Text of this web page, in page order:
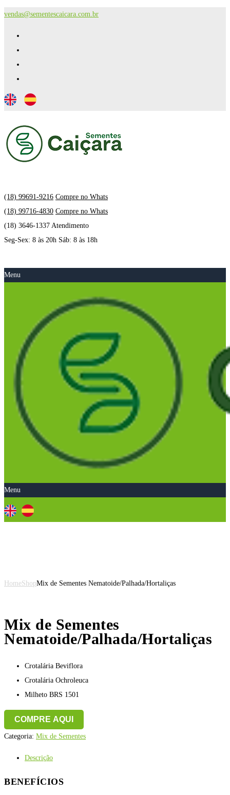
vendas@sementescaicara.com.br
(18) 99691-9216 Compre no Whats
(18) 99716-4830 Compre no Whats
(18) 3646-1337 Atendimento
Seg-Sex: 8 às 20h Sáb: 8 às 18h
Menu
Menu
HomeShopMix de Sementes Nematoide/Palhada/Hortaliças
Mix de Sementes
Nematoide/Palhada/Hortaliças
Crotalária Beviflora
Crotalária Ochroleuca
Milheto BRS 1501
COMPRE AQUI
Categoria: Mix de Sementes
Descrição
BENEFÍCIOS